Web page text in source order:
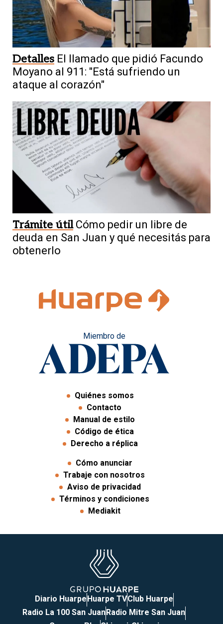
Detalles El llamado que pidió Facundo
Moyano al 911: "Está sufriendo un
ataque al corazón"
Trámite útil Cómo pedir un libre de
deuda en San Juan y qué necesitás para
obtenerlo
Miembro de
Quiénes somos
Contacto
Manual de estilo
Código de ética
Derecho a réplica
Cómo anunciar
Trabaje con nosotros
Aviso de privacidad
Términos y condiciones
Mediakit
Diario HuarpeHuarpe TVClub Huarpe
Radio La 100 San JuanRadio Mitre San Juan